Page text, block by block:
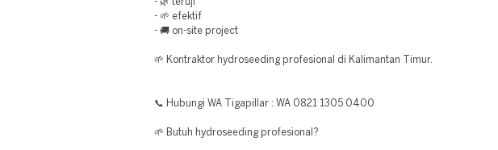
- 🌿 teruji
- 🌱 efektif
- 🚚 on-site project
🌱 Kontraktor hydroseeding profesional di Kalimantan Timur.
📞 Hubungi WA Tigapillar : WA 0821 1305 0400
🌱 Butuh hydroseeding profesional?